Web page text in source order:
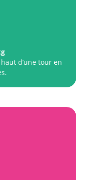
d’une tour en